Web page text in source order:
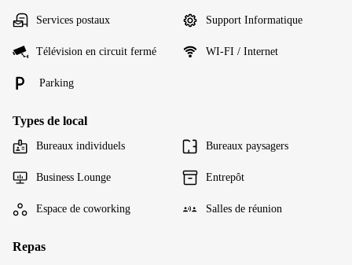
Services postaux Support Informatique
Télévision en circuit fermé WI-FI / Internet
Parking
Types de local
Bureaux individuels Bureaux paysagers
Business Lounge Entrepôt
Espace de coworking Salles de réunion
Repas